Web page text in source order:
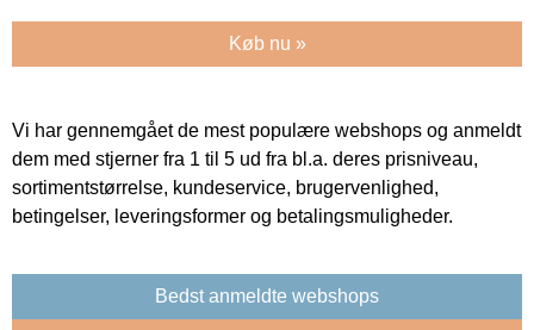
Køb nu »
Vi har gennemgået de mest populære webshops og anmeldt
dem med stjerner fra 1 til 5 ud fra bl.a. deres prisniveau,
sortimentstørrelse, kundeservice, brugervenlighed,
betingelser, leveringsformer og betalingsmuligheder.
Bedst anmeldte webshops